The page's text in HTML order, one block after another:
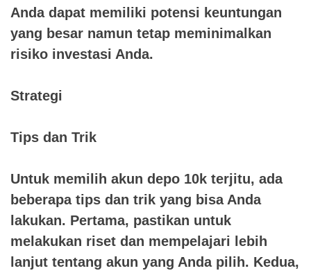
Anda dapat memiliki potensi keuntungan
yang besar namun tetap meminimalkan
risiko investasi Anda.
Strategi
Tips dan Trik
Untuk memilih akun depo 10k terjitu, ada
beberapa tips dan trik yang bisa Anda
lakukan. Pertama, pastikan untuk
melakukan riset dan mempelajari lebih
lanjut tentang akun yang Anda pilih. Kedua,